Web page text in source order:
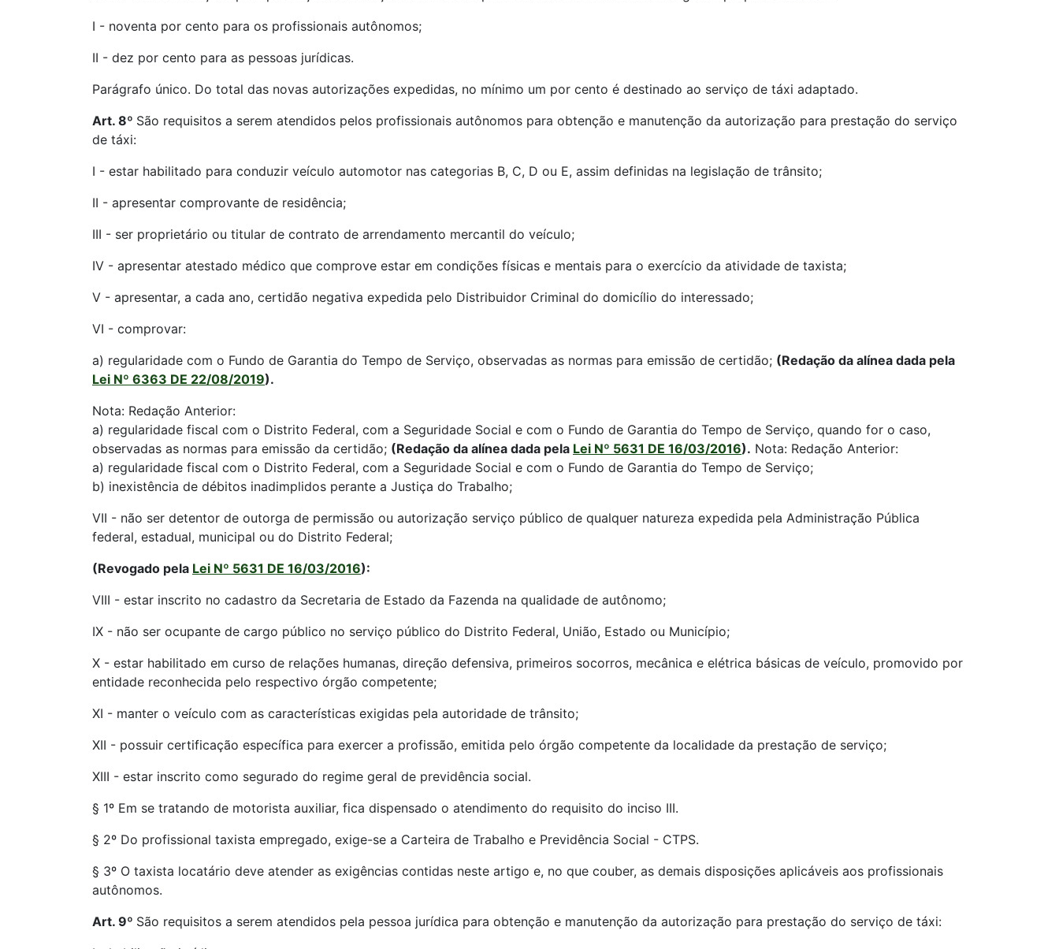
I - noventa por cento para os profissionais autônomos;
II - dez por cento para as pessoas jurídicas.
Parágrafo único. Do total das novas autorizações expedidas, no mínimo um por cento é destinado ao serviço de táxi adaptado.
Art. 8º São requisitos a serem atendidos pelos profissionais autônomos para obtenção e manutenção da autorização para prestação do serviço
de táxi:
I - estar habilitado para conduzir veículo automotor nas categorias B, C, D ou E, assim definidas na legislação de trânsito;
II - apresentar comprovante de residência;
III - ser proprietário ou titular de contrato de arrendamento mercantil do veículo;
IV - apresentar atestado médico que comprove estar em condições físicas e mentais para o exercício da atividade de taxista;
V - apresentar, a cada ano, certidão negativa expedida pelo Distribuidor Criminal do domicílio do interessado;
VI - comprovar:
a) regularidade com o Fundo de Garantia do Tempo de Serviço, observadas as normas para emissão de certidão; (Redação da alínea dada pela
Lei Nº 6363 DE 22/08/2019).
Nota: Redação Anterior:
a) regularidade fiscal com o Distrito Federal, com a Seguridade Social e com o Fundo de Garantia do Tempo de Serviço, quando for o caso,
observadas as normas para emissão da certidão; (Redação da alínea dada pela Lei Nº 5631 DE 16/03/2016). Nota: Redação Anterior:
a) regularidade fiscal com o Distrito Federal, com a Seguridade Social e com o Fundo de Garantia do Tempo de Serviço;
b) inexistência de débitos inadimplidos perante a Justiça do Trabalho;
VII - não ser detentor de outorga de permissão ou autorização serviço público de qualquer natureza expedida pela Administração Pública
federal, estadual, municipal ou do Distrito Federal;
(Revogado pela Lei Nº 5631 DE 16/03/2016):
VIII - estar inscrito no cadastro da Secretaria de Estado da Fazenda na qualidade de autônomo;
IX - não ser ocupante de cargo público no serviço público do Distrito Federal, União, Estado ou Município;
X - estar habilitado em curso de relações humanas, direção defensiva, primeiros socorros, mecânica e elétrica básicas de veículo, promovido por
entidade reconhecida pelo respectivo órgão competente;
XI - manter o veículo com as características exigidas pela autoridade de trânsito;
XII - possuir certificação específica para exercer a profissão, emitida pelo órgão competente da localidade da prestação de serviço;
XIII - estar inscrito como segurado do regime geral de previdência social.
§ 1º Em se tratando de motorista auxiliar, fica dispensado o atendimento do requisito do inciso III.
§ 2º Do profissional taxista empregado, exige-se a Carteira de Trabalho e Previdência Social - CTPS.
§ 3º O taxista locatário deve atender as exigências contidas neste artigo e, no que couber, as demais disposições aplicáveis aos profissionais
autônomos.
Art. 9º São requisitos a serem atendidos pela pessoa jurídica para obtenção e manutenção da autorização para prestação do serviço de táxi: